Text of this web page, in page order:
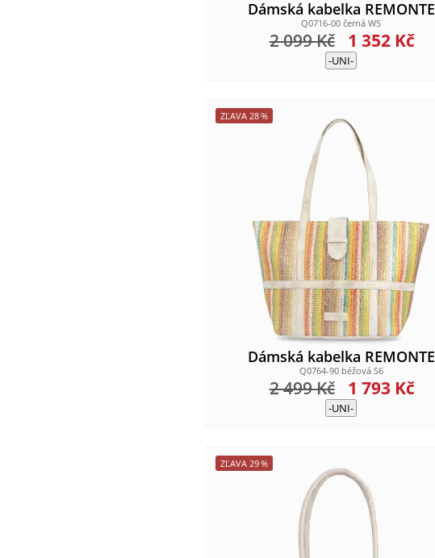
Dámská kabelka REMONTE
Q0716-00 černá W5
1 352 Kč
2 099Kč
-UNI-
ZĽAVA 28%
Dámská kabelka REMONTE
Q0764-90 béžová S6
1 793 Kč
2 499Kč
-UNI-
ZĽAVA 29%